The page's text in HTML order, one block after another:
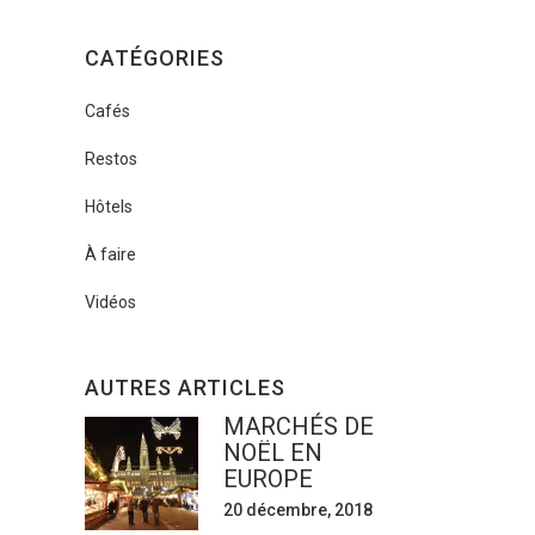
CATÉGORIES
Cafés
Restos
Hôtels
À faire
Vidéos
AUTRES ARTICLES
MARCHÉS DE
NOËL EN
EUROPE
20 décembre, 2018